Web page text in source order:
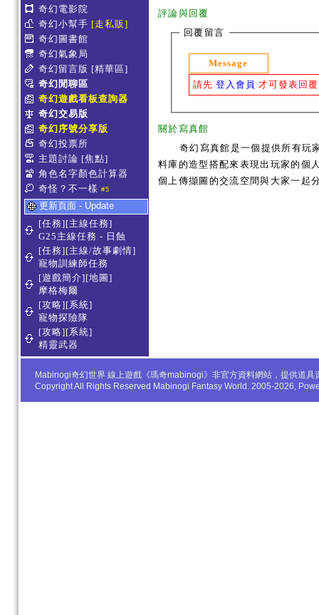
奇幻電影院
奇幻小幫手 [走私販]
奇幻圖書館
奇幻氣象局
奇幻留言版 [精華區]
奇幻閒聊區
奇幻遊戲看板查詢器
奇幻交易版
奇幻序號分享版
奇幻投票所
主題討論 [焦點]
角色名字顏色計算器
奇怪？不一樣 #5
更新頁面 - Update
[任務][主線任務]
G25主線任務 - 日蝕
[任務][主線/故事劇情]
寵物訓練師任務
[遊戲簡介][地圖]
摩格梅爾
[攻略][系統]
寵物探險隊
[攻略][系統]
精靈武器
評論與回覆
回覆留言
Message
請先 登入會員 才可發表回
關於寫真館
奇幻寫真館是一個提供所有玩
料庫的造型搭配來表現出玩家的個
個上傳擷圖的交流空間與大家一起
Mabinogi奇幻世界 線上遊戲《瑪奇mabinogi》非官方資料網站，提供道
Copyright All Rights Reserved Mabinogi Fantasy World. 2005-2026,